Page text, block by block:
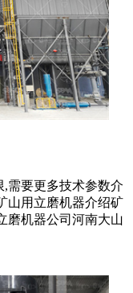
需要更多技术参数介
山用立磨机器介绍矿
磨机器公司河南大山